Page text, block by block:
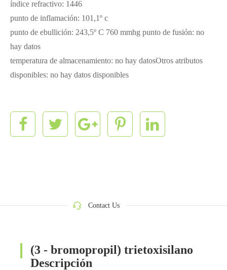
índice refractivo: 1446
punto de inflamación: 101,1º c
punto de ebullición: 243,5º C 760 mmhg punto de fusión: no
hay datos
temperatura de almacenamiento: no hay datosOtros atributos
disponibles: no hay datos disponibles
Contact Us
(3 - bromopropil) trietoxisilano
Descripción